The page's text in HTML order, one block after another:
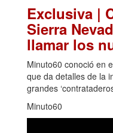
Exclusiva |
Sierra
llamar los
Minuto60 conoció en
que da detalles de la
grandes
Minuto60